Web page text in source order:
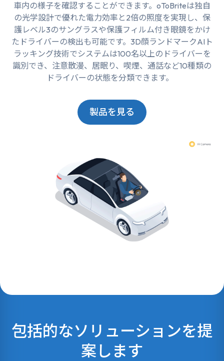
車内の様子を確認することができます。oToBriteは独自
の光学設計で優れた電力効率と2倍の照度を実現し、保
護レベル3のサングラスや保護フィルム付き眼鏡をかけ
たドライバーの検出も可能です。3D顔ランドマークAIト
ラッキング技術でシステムは100名以上のドライバーを
識別でき、注意散漫、居眠り、喫煙、通話など10種類の
ドライバーの状態を分類できます。
製品を見る
包括的なソリューションを提
案します